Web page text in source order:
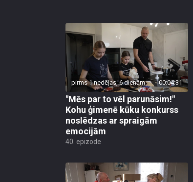
pirms 1 nedēļas, 6 dienām 00:04:31
"Mēs par to vēl parunāsim!"
Kohu ģimenē kūku konkurss
noslēdzas ar spraigām
emocijām
40. epizode